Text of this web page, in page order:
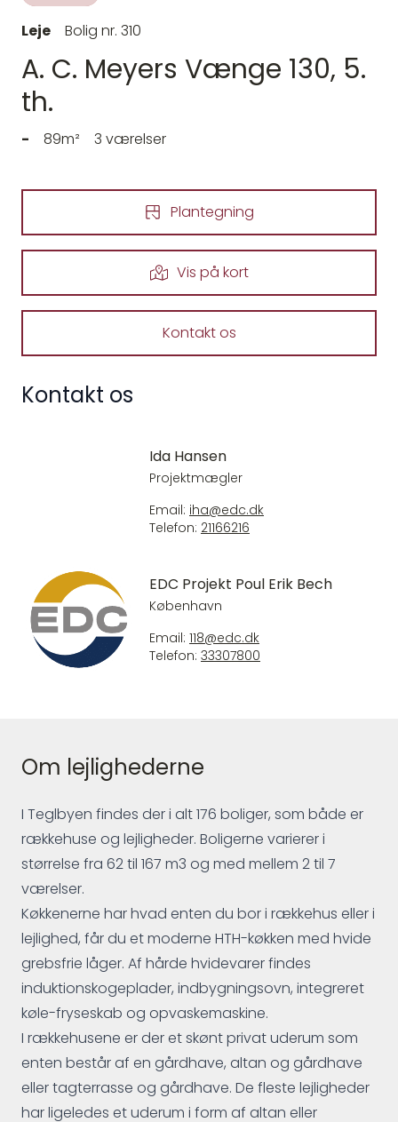
Leje Bolig nr. 310
A. C. Meyers Vænge 130, 5.
th.
- 89m² 3 værelser
Plantegning
Vis på kort
Kontakt os
Kontakt os
Ida Hansen
Projektmægler
Email: iha@edc.dk
Telefon: 21166216
EDC Projekt Poul Erik Bech
København
Email: 118@edc.dk
Telefon: 33307800
Om lejlighederne
I Teglbyen findes der i alt 176 boliger, som både er
rækkehuse og lejligheder. Boligerne varierer i
størrelse fra 62 til 167 m3 og med mellem 2 til 7
værelser.
Køkkenerne har hvad enten du bor i rækkehus eller i
lejlighed, får du et moderne HTH-køkken med hvide
grebsfrie låger. Af hårde hvidevarer findes
induktionskogeplader, indbygningsovn, integreret
køle-fryseskab og opvaskemaskine.
I rækkehusene er der et skønt privat uderum som
enten består af en gårdhave, altan og gårdhave
eller tagterrasse og gårdhave. De fleste lejligheder
har ligeledes et uderum i form af altan eller